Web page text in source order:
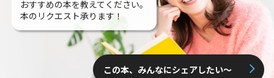
おすすめの本を教えてください。
本のリクエスト承ります！
この本、みんなにシェアしたい〜